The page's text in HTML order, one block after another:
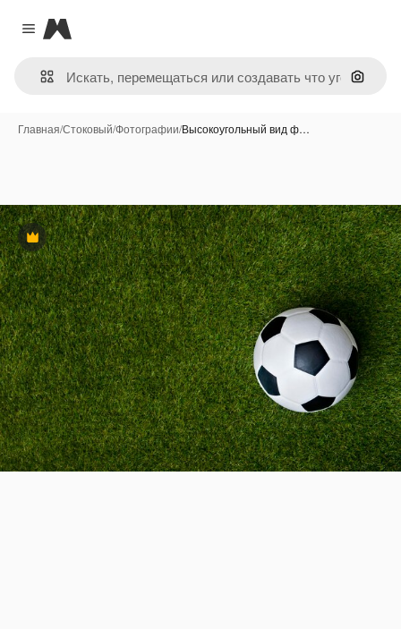
Close menu
Magnific
Поиск
Главная/Стоковый/Фотографии/Высокоугольный вид ф…
Премиум